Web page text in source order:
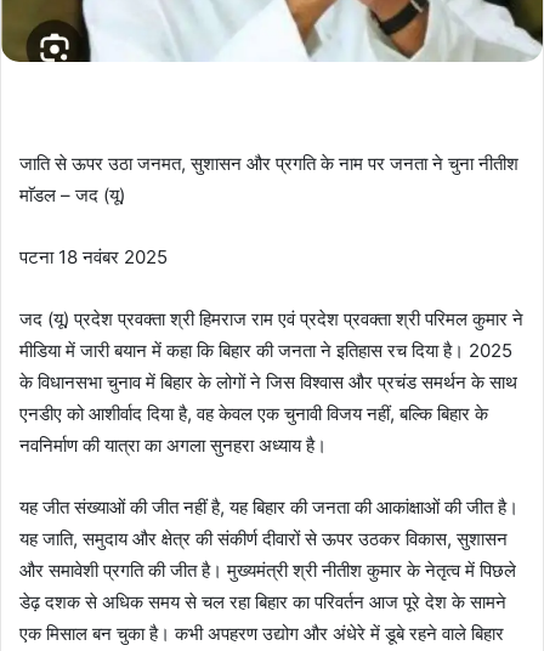
जाति से ऊपर उठा जनमत, सुशासन और प्रगति के नाम पर जनता ने चुना नीतीश
माॅडल – जद (यू)
पटना 18 नवंबर 2025
जद (यू) प्रदेश प्रवक्ता श्री हिमराज राम एवं प्रदेश प्रवक्ता श्री परिमल कुमार ने
मीडिया में जारी बयान में कहा कि बिहार की जनता ने इतिहास रच दिया है। 2025
के विधानसभा चुनाव में बिहार के लोगों ने जिस विश्वास और प्रचंड समर्थन के साथ
एनडीए को आशीर्वाद दिया है, वह केवल एक चुनावी विजय नहीं, बल्कि बिहार के
नवनिर्माण की यात्रा का अगला सुनहरा अध्याय है।
यह जीत संख्याओं की जीत नहीं है, यह बिहार की जनता की आकांक्षाओं की जीत है।
यह जाति, समुदाय और क्षेत्र की संकीर्ण दीवारों से ऊपर उठकर विकास, सुशासन
और समावेशी प्रगति की जीत है। मुख्यमंत्री श्री नीतीश कुमार के नेतृत्व में पिछले
डेढ़ दशक से अधिक समय से चल रहा बिहार का परिवर्तन आज पूरे देश के सामने
एक मिसाल बन चुका है। कभी अपहरण उद्योग और अंधेरे में डूबे रहने वाले बिहार